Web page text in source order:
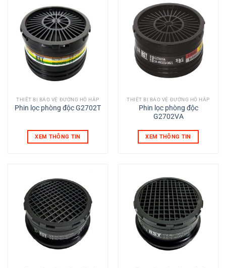
THIẾT BỊ BẢO VỆ ĐƯỜNG HÔ HẤP
Phin lọc phòng độc G2702T
XEM THÔNG TIN
THIẾT BỊ BẢO VỆ ĐƯỜNG HÔ HẤP
Phin lọc phòng độc
G2702VA
XEM THÔNG TIN